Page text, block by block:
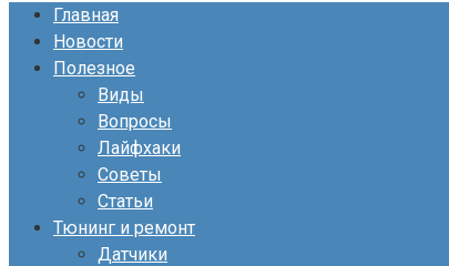
Главная
Новости
Полезное
Виды
Вопросы
Лайфхаки
Советы
Статьи
Тюнинг и ремонт
Датчики